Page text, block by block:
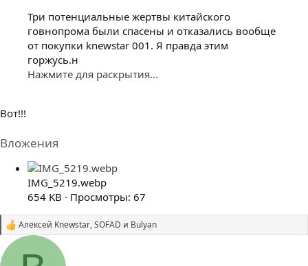
Три потенциальные жертвы китайского
говнопрома были спасены и отказались вообще
от покупки knewstar 001. Я правда этим
горжусь.н
Нажмите для раскрытия...
Вот!!!
Вложения
IMG_5219.webp
654 KB · Просмотры: 67
С
м
Алексей Knewstar,SOFAD и Bulyan